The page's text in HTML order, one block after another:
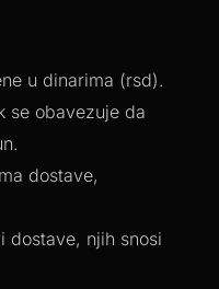
u dinarima (rsd).
se obavezuje da
dostave,
dostave, njih snosi